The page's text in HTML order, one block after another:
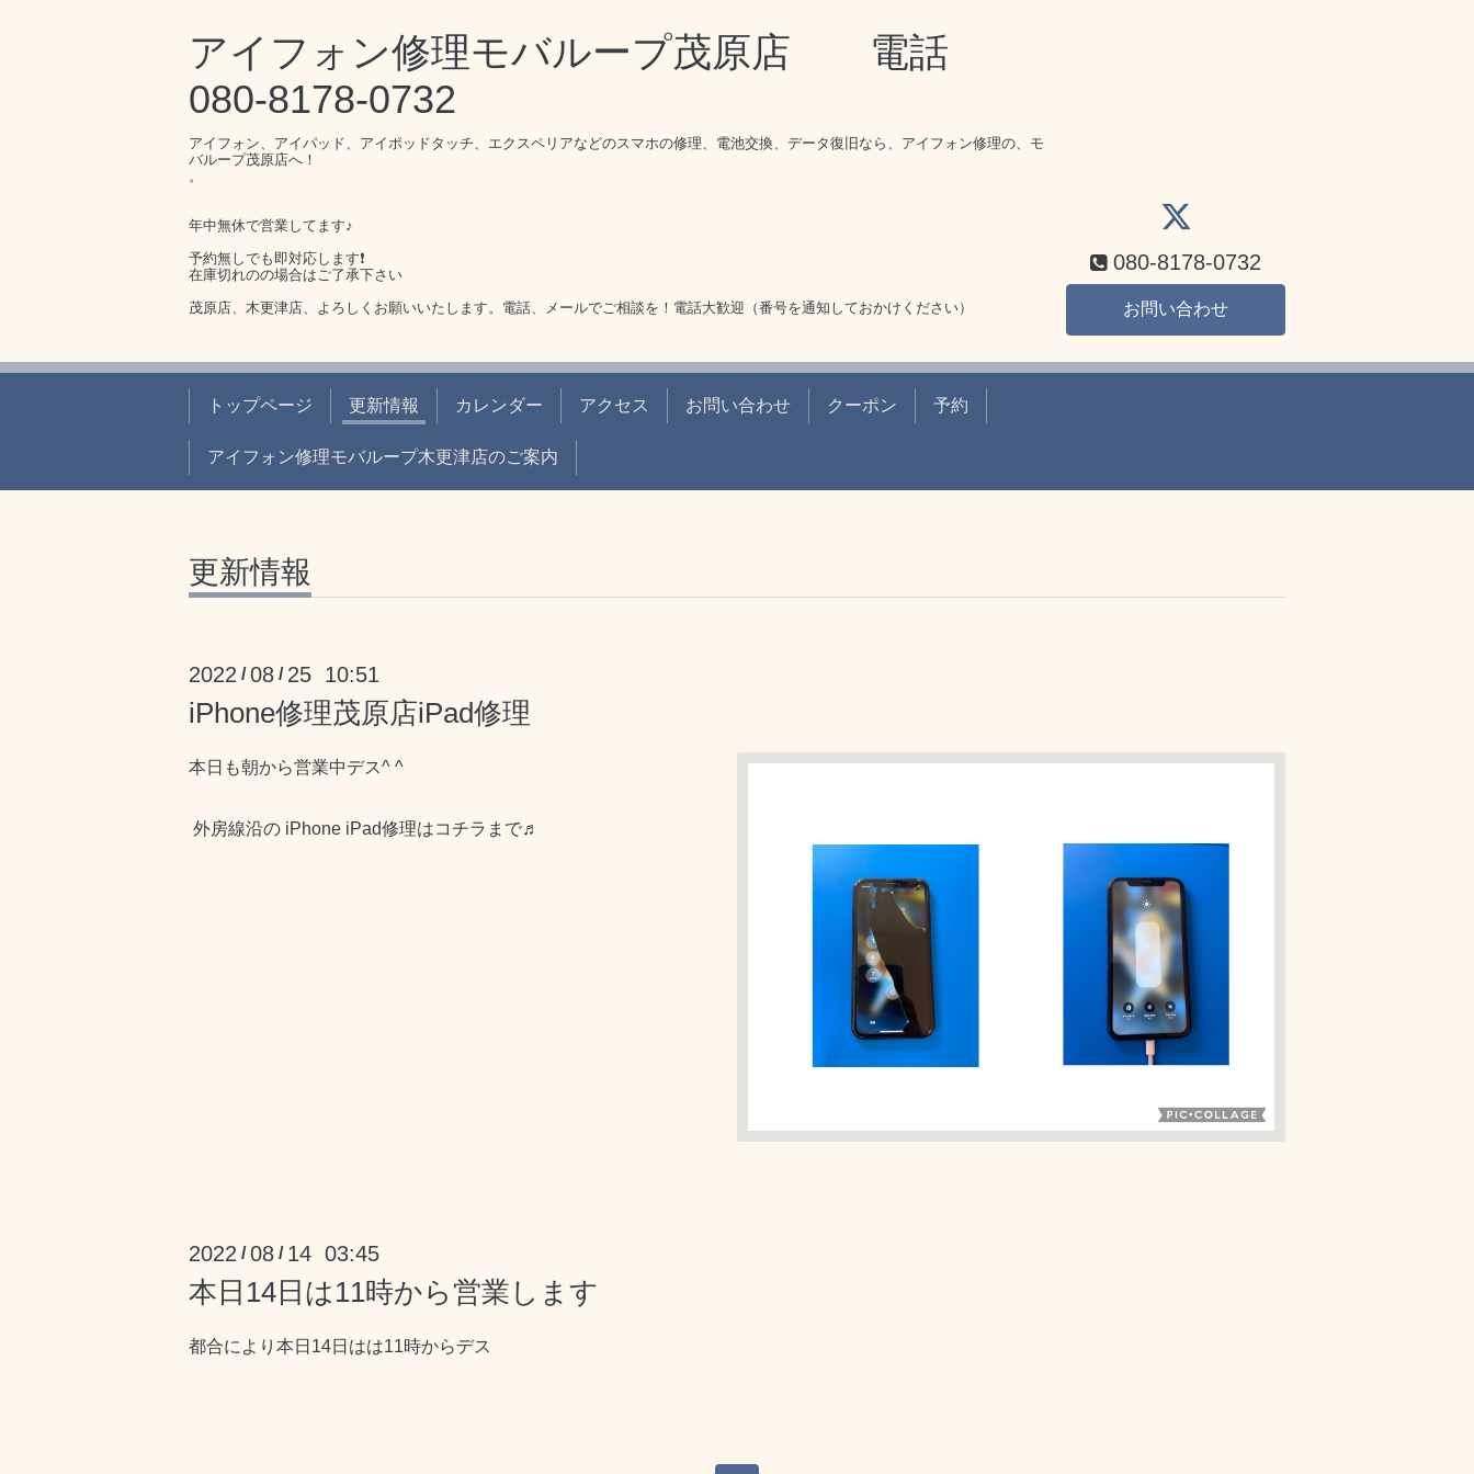
アイフォン修理モバループ茂原店 電話
080-8178-0732
アイフォン、アイパッド、アイポッドタッチ、エクスペリアなどのスマホの修理、電池交換、データ復旧なら、アイフォン修理の、モ
バループ茂原店へ！
。
年中無休で営業してます♪
予約無しでも即対応します❗️
在庫切れのの場合はご了承下さい
茂原店、木更津店、よろしくお願いいたします。電話、メールでご相談を！電話大歓迎（番号を通知しておかけください）
080-8178-0732
お問い合わせ
トップページ 更新情報 カレンダー アクセス お問い合わせ クーポン 予約
アイフォン修理モバループ木更津店のご案内
更新情報
2022 /08 / 25 10:51
iPhone修理茂原店iPad修理
本日も朝から営業中デス^ ^
外房線沿の iPhone iPad修理はコチラまで♬
2022 /08 / 14 03:45
本日14日は11時から営業します
都合により本日14日はは11時からデス